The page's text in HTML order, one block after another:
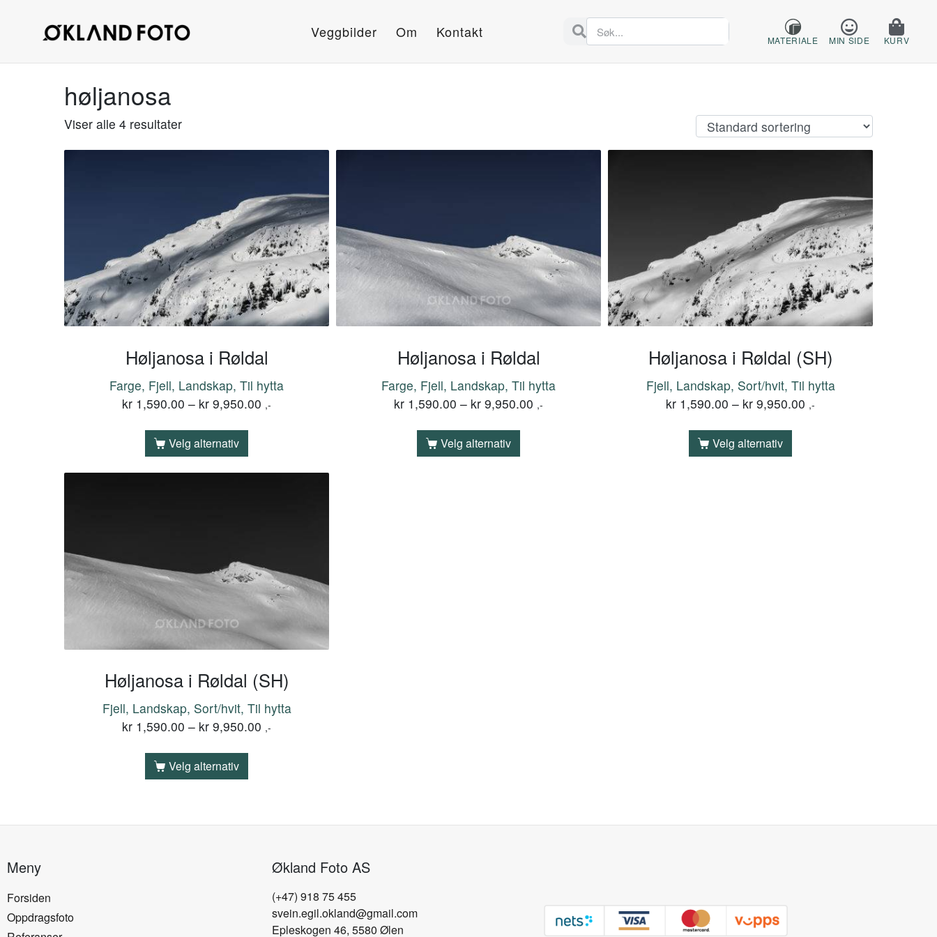
Veggbilder Om Kontakt MATERIALE MIN SIDE KURV
høljanosa
Viser alle 4 resultater
Høljanosa i Røldal
Farge, Fjell, Landskap, Til hytta
kr 1,590.00 – kr 9,950.00 ,-
Velg alternativ
Høljanosa i Røldal
Farge, Fjell, Landskap, Til hytta
kr 1,590.00 – kr 9,950.00 ,-
Velg alternativ
Høljanosa i Røldal (SH)
Fjell, Landskap, Sort/hvit, Til hytta
kr 1,590.00 – kr 9,950.00 ,-
Velg alternativ
Høljanosa i Røldal (SH)
Fjell, Landskap, Sort/hvit, Til hytta
kr 1,590.00 – kr 9,950.00 ,-
Velg alternativ
Meny
Forsiden
Oppdragsfoto
Økland Foto AS
(+47) 918 75 455
svein.egil.okland@gmail.com
Epleskogen 46, 5580 Ølen